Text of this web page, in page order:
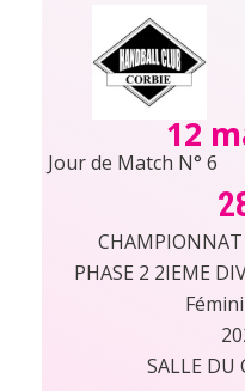
12
Jour de Match N° 6
PHASE 2 2IEME
SALLE DU